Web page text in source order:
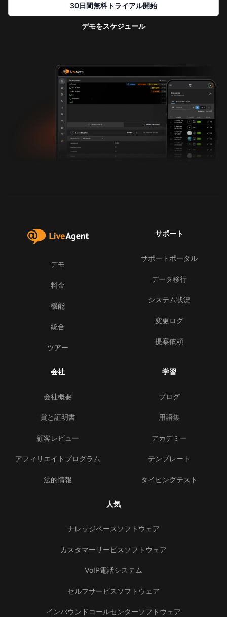
30日間無料トライアル開始
デモをスケジュール
デモ
料金
機能
統合
ツアー
サポート
サポートポータル
データ移行
システム状況
変更ログ
提案依頼
会社
会社概要
賞と証明書
顧客レビュー
アフィリエイトプログラム
法的情報
学習
ブログ
用語集
アカデミー
テンプレート
タイピングテスト
人気
ナレッジベースソフトウェア
カスタマーサービスソフトウェア
VoIP電話システム
セルフサービスソフトウェア
インバウンドコールセンターソフトウェア